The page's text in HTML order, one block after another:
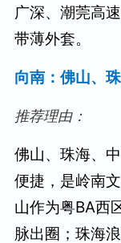
广深、潮莞高
带薄外套。
向南：佛山、
推荐理由：
佛山、珠海、
便捷，是岭南
山作为粤BA西
脉出圈；珠海